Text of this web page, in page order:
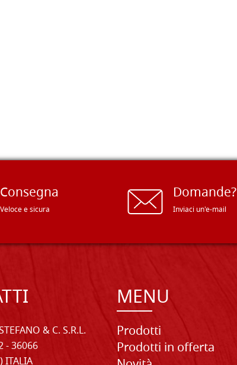
Consegna
Veloce e sicura
Domande?
Inviaci un'e-mail
& C. S.R.L.
- 36066
ITALIA
MENU
Prodotti
Prodotti in offerta